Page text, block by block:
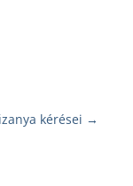
kérései →